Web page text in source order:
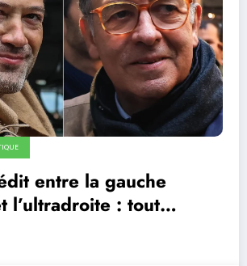
entre la gauche
l’ultradroite : tout
des élections
au Portugal